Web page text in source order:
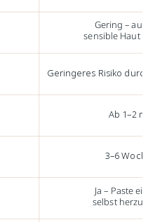
Gering –
sensible Haut
Geringeres Risiko
Ab 1–2
3–6
Ja – Paste
selbst